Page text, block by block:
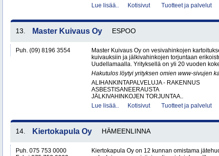
Lue lisää..
Kotisivut Tuotteet ja palvelut
13. Master Kuivaus Oy ESPOO
Puh. (09) 8196 3554
Master Kuivaus Oy on vesivahinkojen
kuivauksiin ja jälkivahinkojen torjuntaan
Uudellamaalla. Yrityksellä on yli 20 vuoden
Hakutulos löytyi yrityksen omien www-sivujen
ALIHANKINTAPALVELUJA - RAKENNUS
ASBESTISANEERAUSTA
JÄLKIVAHINKOJEN TORJUNTAA..
Lue lisää..
Kotisivut Tuotteet ja palvelut
14. Kiertokapula Oy HÄMEENLINNA
Puh. 075 753 0000
Kiertokapula Oy on 12 kunnan omistama